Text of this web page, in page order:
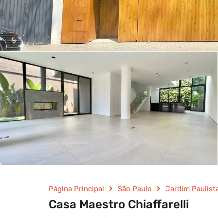
Página Principal São Paulo Jardim
Casa Maestro Chiaffarelli